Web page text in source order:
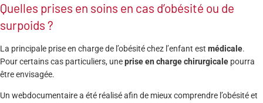
Quelles prises en soins en cas d’obésité ou de
surpoids ?
La principale prise en charge de l’obésité chez l’enfant est médicale.
Pour certains cas particuliers, uneprise en charge chirurgicale pourra
être envisagée.
Un webdocumentaire a été réalisé afin de mieux comprendre l’obésité et